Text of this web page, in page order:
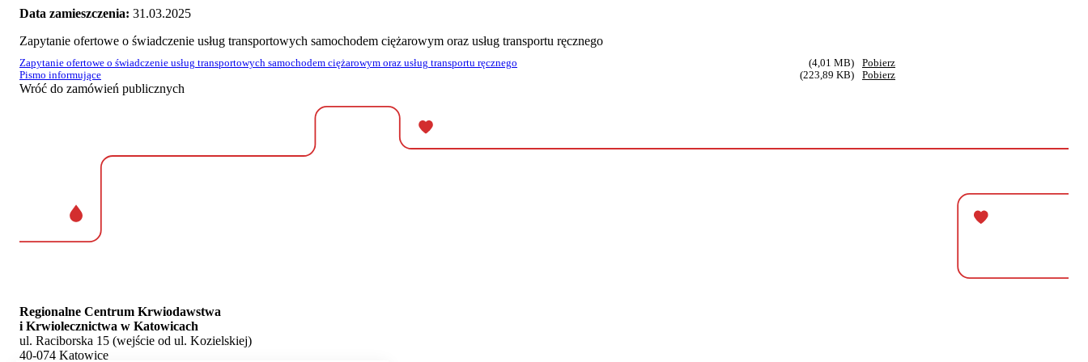
Data zamieszczenia: 31.03.2025
Zapytanie ofertowe o świadczenie usług transportowych samochodem ciężarowym oraz usług transportu ręcznego
Zapytanie ofertowe o świadczenie usług transportowych samochodem ciężarowym oraz usług transportu ręcznego (4,01 MB)
Pobierz
Pismo informujące
(223,89 KB) Pobierz
Wróć do zamówień publicznych
Regionalne Centrum Krwiodawstwa
i Krwiolecznictwa w Katowicach
ul. Raciborska 15 (wejście od ul. Kozielskiej)
40-074 Katowice